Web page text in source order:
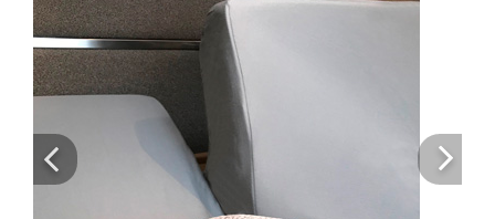
Previous Next